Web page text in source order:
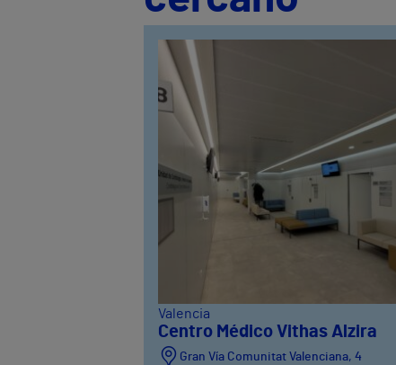
Valencia
Centro Médico Vithas Alzira
Gran Vía Comunitat Valenciana, 4